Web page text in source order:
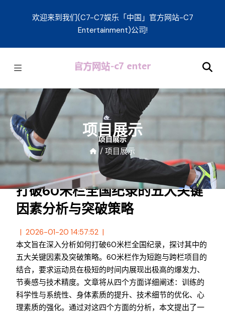
欢迎来到我们(C7-C7娱乐「中国」官方网站-C7
Entertainment)公司!
项目展示
/ 项目展示
打破60米栏全国纪录的五大关键
因素分析与突破策略
2026-01-20 14:57:52
本文旨在深入分析如何打破60米栏全国纪录，探讨其中的
五大关键因素及突破策略。60米栏作为短跑与跨栏项目的
结合，要求运动员在极短的时间内展现出极高的爆发力、
节奏感与技术精度。文章将从四个方面详细阐述：训练的
科学性与系统性、身体素质的提升、技术细节的优化、心
理素质的强化。通过对这四个方面的分析，本文提出了一